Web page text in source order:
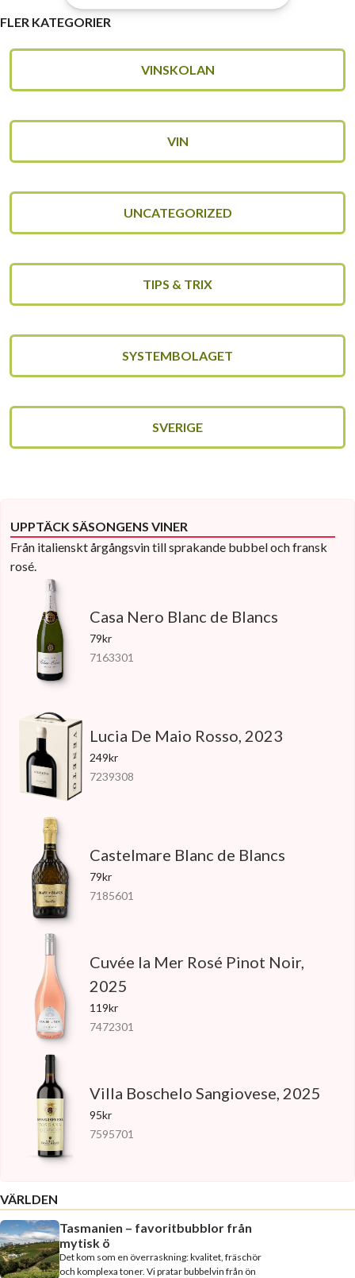
FLER KATEGORIER
VINSKOLAN
VIN
UNCATEGORIZED
TIPS & TRIX
SYSTEMBOLAGET
SVERIGE
UPPTÄCK SÄSONGENS VINER
Från italienskt årgångsvin till sprakande bubbel och fransk
rosé.
Casa Nero Blanc de Blancs
79kr
7163301
Lucia De Maio Rosso, 2023
249kr
7239308
Castelmare Blanc de Blancs
79kr
7185601
Cuvée la Mer Rosé Pinot Noir,
2025
119kr
7472301
Villa Boschelo Sangiovese, 2025
95kr
7595701
VÄRLDEN
Tasmanien – favoritbubblor från
mytisk ö
Det kom som en överraskning: kvalitet, fräschör
och komplexa toner. Vi pratar bubbelvin från ön